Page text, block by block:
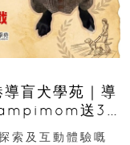
導盲犬學苑｜導
送3
索及互動體驗嘅